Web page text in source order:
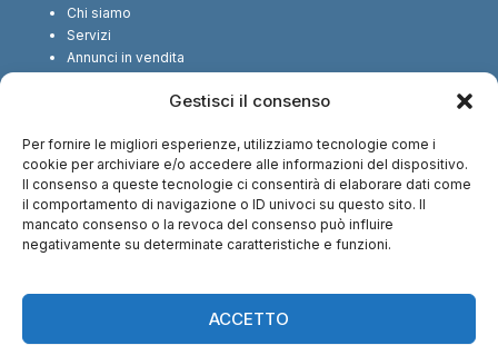
Gestisci il consenso
Per fornire le migliori esperienze, utilizziamo tecnologie come i
cookie per archiviare e/o accedere alle informazioni del dispositivo.
Il consenso a queste tecnologie ci consentirà di elaborare dati come
il comportamento di navigazione o ID univoci su questo sito. Il
mancato consenso o la revoca del consenso può influire
negativamente su determinate caratteristiche e funzioni.
ACCETTO
Chi siamo
Servizi
Annunci in vendita
SEGUICI SUI SOCIAL
CI TROVI ANCHE SU: